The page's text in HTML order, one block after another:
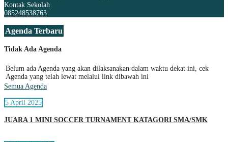
Kontak Sekolah
085248538763
Agenda Terbaru
Tidak Ada Agenda
Belum ada Agenda yang akan dilaksanakan dalam waktu dekat ini, cek
Agenda yang telah lewat melalui link dibawah ini
Semua Agenda
5 April 2025
JUARA 1 MINI SOCCER TURNAMENT KATAGORI SMA/SMK